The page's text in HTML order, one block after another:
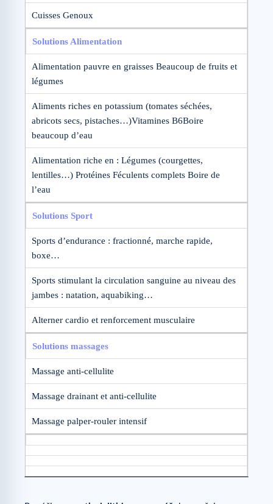
Cuisses Genoux
Solutions Alimentation
Alimentation pauvre en graisses Beaucoup de fruits et
légumes
Aliments riches en potassium (tomates séchées,
abricots secs, pistaches…)Vitamines B6Boire
beaucoup d’eau
Alimentation riche en : Légumes (courgettes,
lentilles…) Protéines Féculents complets Boire de
l’eau
Solutions Sport
Sports d’endurance : fractionné, marche rapide,
boxe…
Sports stimulant la circulation sanguine au niveau des
jambes : natation, aquabiking…
Alterner cardio et renforcement musculaire
Solutions massages
Massage anti-cellulite
Massage drainant et anti-cellulite
Massage palper-rouler intensif